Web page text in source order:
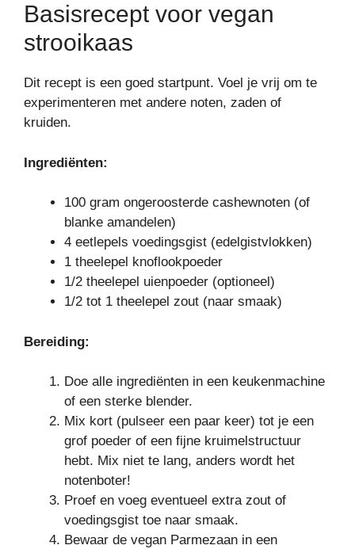
Basisrecept voor vegan
strooikaas
Dit recept is een goed startpunt. Voel je vrij om te
experimenteren met andere noten, zaden of
kruiden.
Ingrediënten:
100 gram ongeroosterde cashewnoten (of
blanke amandelen)
4 eetlepels voedingsgist (edelgistvlokken)
1 theelepel knoflookpoeder
1/2 theelepel uienpoeder (optioneel)
1/2 tot 1 theelepel zout (naar smaak)
Bereiding:
Doe alle ingrediënten in een keukenmachine
of een sterke blender.
Mix kort (pulseer een paar keer) tot je een
grof poeder of een fijne kruimelstructuur
hebt. Mix niet te lang, anders wordt het
notenboter!
Proef en voeg eventueel extra zout of
voedingsgist toe naar smaak.
Bewaar de vegan Parmezaan in een